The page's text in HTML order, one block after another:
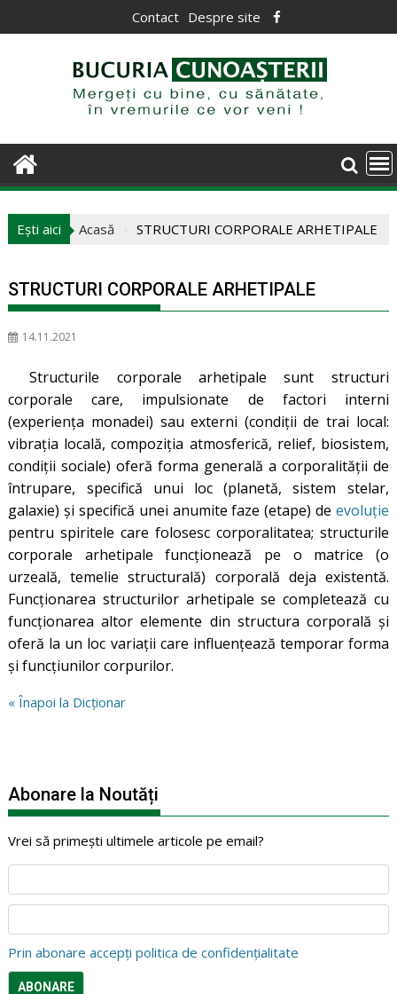
to
Contact Despre site
Ești aici Acasă STRUCTURI CORPORALE ARHETIPALE
STRUCTURI CORPORALE ARHETIPALE
14.11.2021
Structurile corporale arhetipale sunt structuri
corporale care, impulsionate de factori interni
(experiența monadei) sau externi (condiții de trai local:
vibrația locală, compoziția atmosferică, relief, biosistem,
condiții sociale) oferă forma generală a corporalității de
întrupare, specifică unui loc (planetă, sistem stelar,
galaxie) și specifică unei anumite faze (etape) de evoluție
pentru spiritele care folosesc corporalitatea; structurile
corporale arhetipale funcționează pe o matrice (o
urzeală, temelie structurală) corporală deja existentă.
Funcționarea structurilor arhetipale se completează cu
funcționarea altor elemente din structura corporală și
oferă la un loc variații care influențează temporar forma
și funcțiunilor corpurilor.
« Înapoi la Dicționar
Abonare la Noutăți
Vrei să primești ultimele articole pe email?
Prin abonare accepți politica de confidențialitate